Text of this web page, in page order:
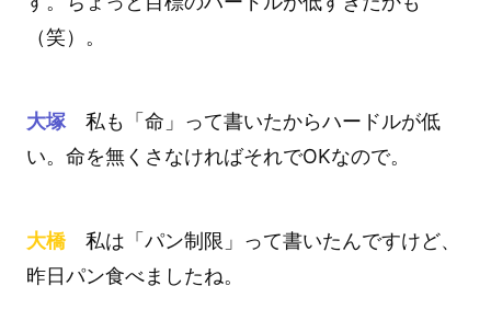
（笑）。
大塚私も「命」って書いたからハードルが低
い。命を無くさなければそれでOKなので。
大橋私は「パン制限」って書いたんですけど、
昨日パン食べましたね。